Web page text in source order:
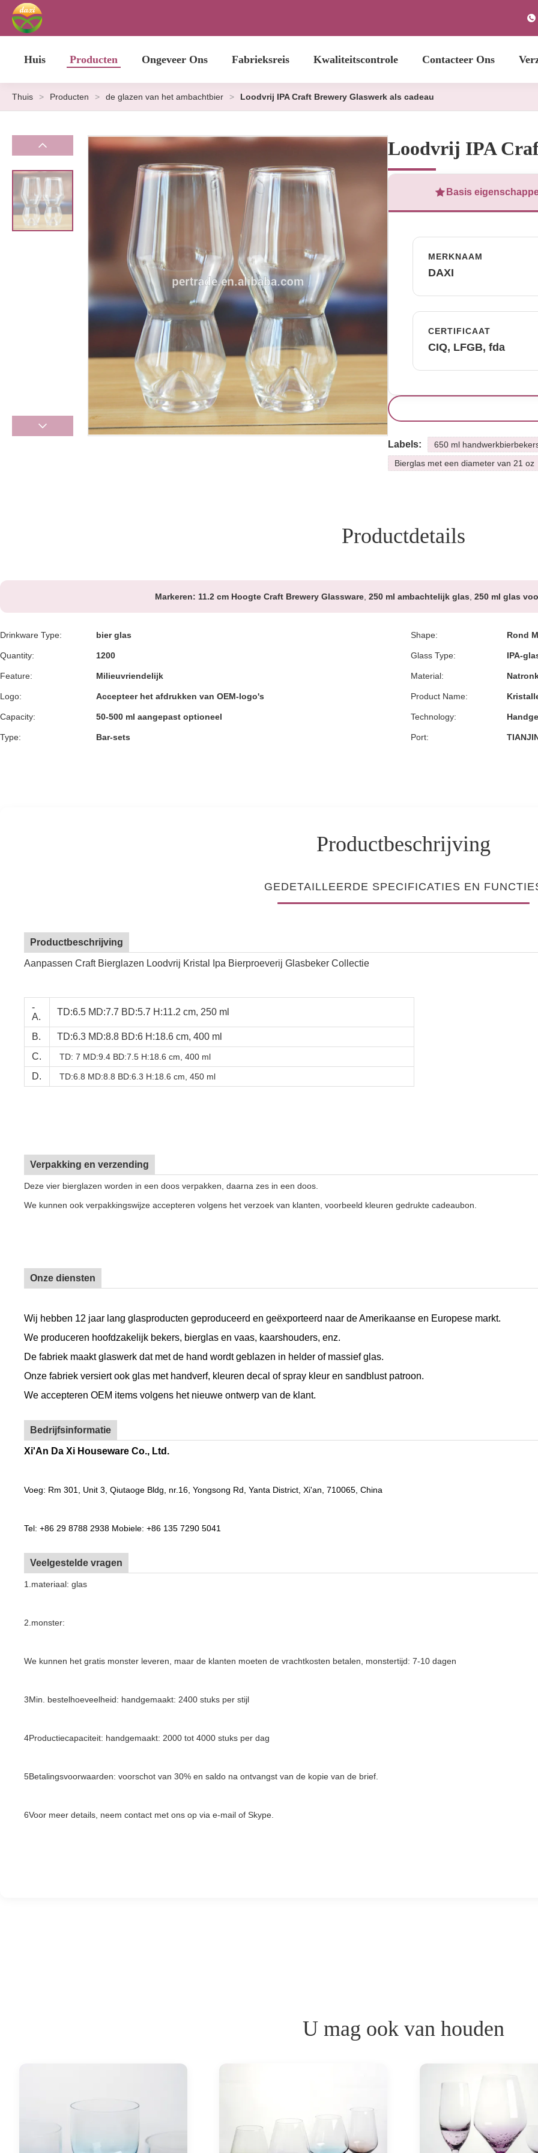
Huis Producten Ongeveer Ons Fabrieksreis Kwaliteitscontrole Contacteer Ons
Thuis > Producten > de glazen van het ambachtbier > Loodvrij IPA Craft Brewery Glaswerk als cadeau
Loodvrij IPA
Basis
MERKNAAM
DAXI
CERTIFICAAT
CIQ, LFGB, fda
Labels:
650 ml
Bierglas met een diameter van 21 oz
Productdetails
Markeren: 11.2 cm Hoogte Craft Brewery Glassware 250 ml ambachtelijk glas 250 ml glas
Drinkware Type: bier glas Shape: Rond
Quantity: 1200 Glass Type: IPA-
Feature: Milieuvriendelijk Material:
Logo: Accepteer het afdrukken van OEM-logo's Product Name:
Capacity: 50-500 ml aangepast optioneel Technology:
Type: Bar-sets Port:
Productbeschrijving
GEDETAILLEERDE SPECIFICATIES EN
Productbeschrijving
Aanpassen Craft Bierglazen Loodvrij Kristal Ipa Bierproeverij Glasbeker Collectie
-
A.
TD:6.5 MD:7.7 BD:5.7 H:11.2 cm, 250 ml
B.
TD:6.3 MD:8.8 BD:6 H:18.6 cm, 400 ml
C.
TD: 7 MD:9.4 BD:7.5 H:18.6 cm, 400 ml
D. TD:6.8 MD:8.8 BD:6.3 H:18.6 cm, 450 ml
Verpakking en verzending
Deze vier bierglazen worden in een doos verpakken, daarna zes in een doos.
We kunnen ook verpakkingswijze accepteren volgens het verzoek van klanten, voorbeeld kleuren gedrukte cadeaubon.
Onze diensten
Wij hebben 12 jaar lang glasproducten geproduceerd en geëxporteerd naar de Amerikaanse en Europese markt.
We produceren hoofdzakelijk bekers, bierglas en vaas, kaarshouders, enz.
De fabriek maakt glaswerk dat met de hand wordt geblazen in helder of massief glas.
Onze fabriek versiert ook glas met handverf, kleuren decal of spray kleur en sandblust patroon.
We accepteren OEM items volgens het nieuwe ontwerp van de klant.
Bedrijfsinformatie
Xi'An Da Xi Houseware Co., Ltd.
Voeg: Rm 301, Unit 3, Qiutaoge Bldg, nr.16, Yongsong Rd, Yanta District, Xi'an, 710065, China
Tel: +86 29 8788 2938 Mobiele: +86 135 7290 5041
Veelgestelde vragen
1.materiaal: glas
2.monster:
We kunnen het gratis monster leveren, maar de klanten moeten de vrachtkosten betalen, monstertijd: 7-10 dagen
3Min. bestelhoeveelheid: handgemaakt: 2400 stuks per stijl
4Productiecapaciteit: handgemaakt: 2000 tot 4000 stuks per dag
5Betalingsvoorwaarden: voorschot van 30% en saldo na ontvangst van de kopie van de brief.
6Voor meer details, neem contact met ons op via e-mail of Skype.
U mag ook van houden